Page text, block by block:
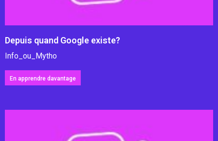
Depuis quand Google existe?
Info_ou_Mytho
En apprendre davantage